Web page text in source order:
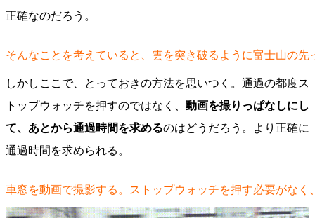
正確なのだろう。
そんなことを考えていると、雲を突き破るように富士山の
しかしここで、とっておきの方法を思いつく。通過の都度ス
トップウォッチを押すのではなく、 動画を撮りっぱなしにし
て、あとから通過時間を求めるのはどうだろう。より正確に
通過時間を求められる。
車窓を動画で撮影する。ストップウォッチを押す必要がな